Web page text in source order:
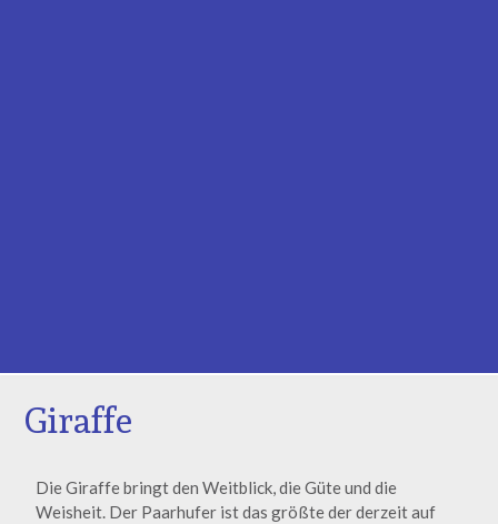
Giraffe
Die Giraffe bringt den Weitblick, die Güte und die
Weisheit. Der Paarhufer ist das größte der derzeit auf